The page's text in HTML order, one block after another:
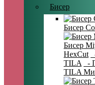
Бисер
Бисер
Бисер
HexCut
TILA
-
TILA